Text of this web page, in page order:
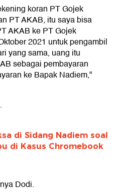
koran PT Gojek
PT AKAB, itu saya bisa
AKAB ke PT Gojek
2021 untuk pengambil
yang sama, uang itu
sebagai pembayaran
ke Bapak Nadiem,"
di Sidang Nadiem soal
di Kasus Chromebook
Dodi.